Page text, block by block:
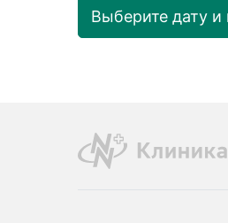
Выберите дату и